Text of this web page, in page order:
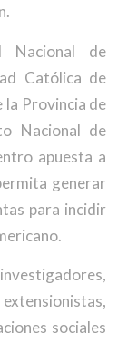
Nacional de
Católica de
la Provincia de
Nacional de
apuesta a
generar
para incidir
sociales